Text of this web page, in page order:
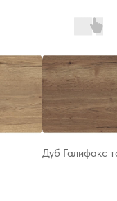
Дуб Галифакс